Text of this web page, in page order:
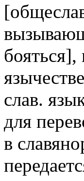
бояться],
слав.
для
в